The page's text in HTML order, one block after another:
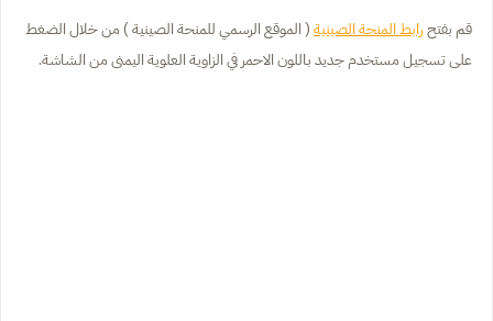
قم بفتحرابط المنحة الصينية( الموقع الرسمي للمنحة الصينية ) من خلال الضغط
على تسجيل مستخدم جديد باللون الاحمر في الزاوية العلوية اليمنى من الشاشة.